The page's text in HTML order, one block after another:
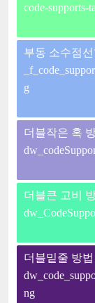
code-supports-
부동 소수점
g
더블작은 혹
더블큰 고비
더블밑줄 방법
ng